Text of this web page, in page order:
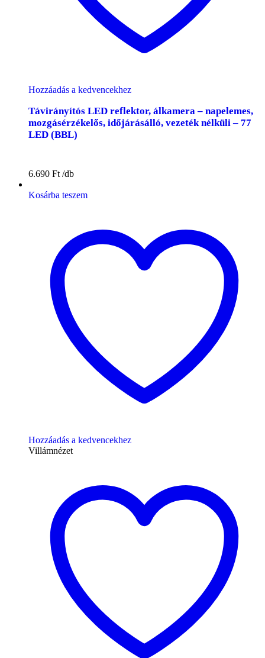
Hozzáadás a kedvencekhez
Távirányítós LED reflektor, álkamera – napelemes,
mozgásérzékelős, időjárásálló, vezeték nélküli – 77
LED (BBL)
6.690 Ft
Kosárba teszem
Hozzáadás a kedvencekhez
Villámnézet